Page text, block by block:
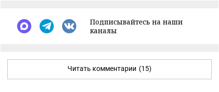
Подписывайтесь на наши
каналы
Читать комментарии (15)